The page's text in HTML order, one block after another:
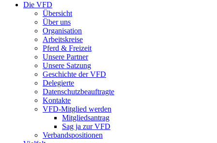
Die VFD
Übersicht
Über uns
Organisation
Arbeitskreise
Pferd & Freizeit
Unsere Partner
Unsere Satzung
Geschichte der VFD
Delegierte
Datenschutzbeauftragte
Kontakte
VFD-Mitglied werden
Mitgliedsantrag
Sag ja zur VFD
Verbandspositionen